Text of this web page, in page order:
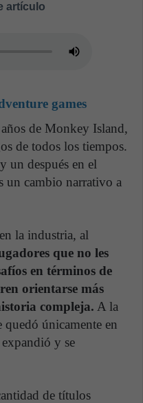
artículo
games
de Monkey Island,
de todos los tiempos.
un después en el
un cambio narrativo a
la industria, al
que no les
en términos de
orientarse más
compleja. A la
únicamente en
expandió y se
de títulos